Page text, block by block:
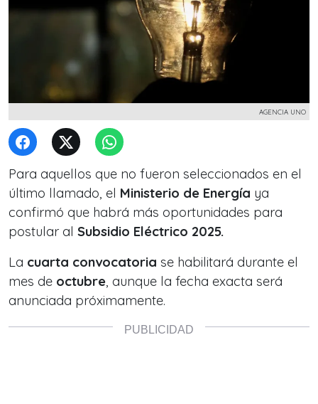
AGENCIA UNO
Para aquellos que no fueron seleccionados en el
último llamado, el Ministerio de Energía ya
confirmó que habrá más oportunidades para
postular al Subsidio Eléctrico 2025.
La cuarta convocatoria se habilitará durante el
mes de octubre, aunque la fecha exacta será
anunciada próximamente.